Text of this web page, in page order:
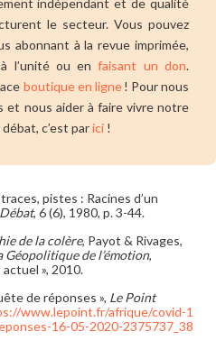
le secteur. Vous pouvez
abonnant à la revue imprimée,
l’unité ou enfaisant un don.
boutique en ligne! Pour nous
et nous aider à faire vivre notre
c’est parici !
pistes : Racines d’un
, 6 (6), 1980, p. 3-44.
de la colère, Payot & Rivages,
Géopolitique de l’émotion,
actuel », 2010.
de réponses », Le Point
www.lepoint.fr/afrique/covid-1
16-05-2020-2375737_38